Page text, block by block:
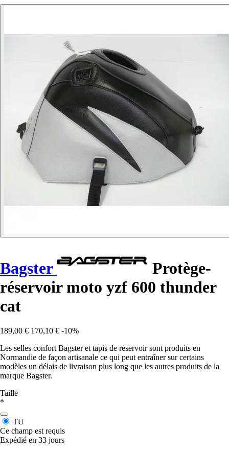
Bagster
Protège-
réservoir moto yzf 600 thunder
cat
189,00 € 170,10 € -10%
Les selles confort Bagster et tapis de réservoir sont produits en
Normandie de façon artisanale ce qui peut entraîner sur certains
modèles un délais de livraison plus long que les autres produits de la
marque Bagster.
Taille
*
TU
Ce champ est requis
Expédié en 33 jours